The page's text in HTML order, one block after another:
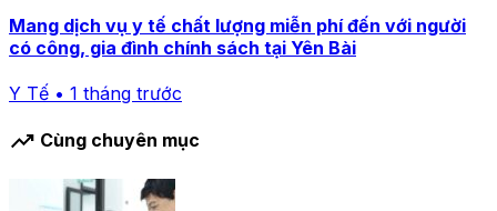
Mang dịch vụ y tế chất lượng miễn phí đến với người
có công, gia đình chính sách tại Yên Bài
Y Tế • 1 tháng trước
trending_up Cùng chuyên mục